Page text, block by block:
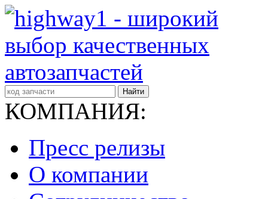
Найти
КОМПАНИЯ:
Пресс релизы
О компании